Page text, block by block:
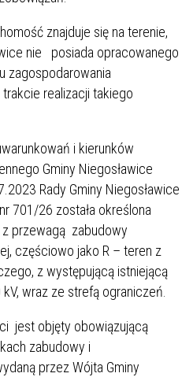
znajduje się na terenie,
nie posiada opracowanego
zagospodarowania
realizacji takiego
i kierunków
Gminy Niegosławice
Rady Gminy Niegosławice
701/26 została określona
przewagą zabudowy
częściowo jako R – teren z
z występującą istniejącą
wraz ze strefą ograniczeń.
objęty obowiązującą
zabudowy i
przez Wójta Gminy